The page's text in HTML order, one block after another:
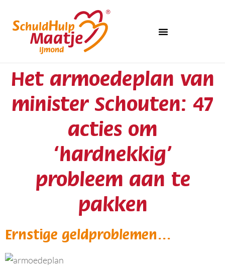
Het armoedeplan van
minister Schouten: 47
acties om
‘hardnekkig’
probleem aan te
pakken
Ernstige geldproblemen…